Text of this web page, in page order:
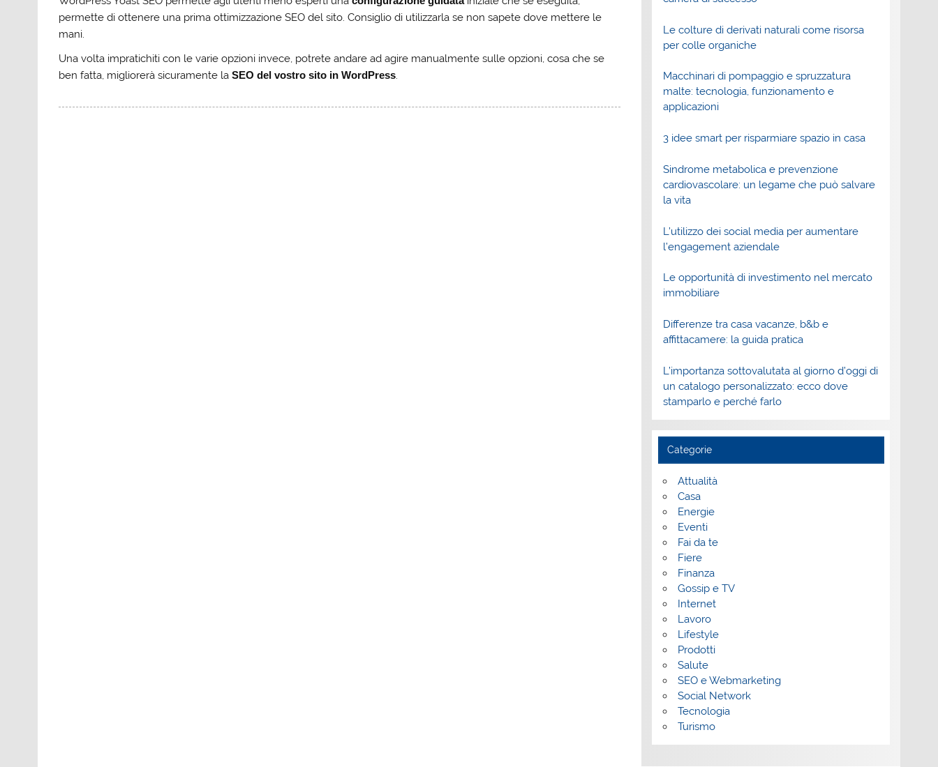
permette di ottenere una prima ottimizzazione SEO del sito. Consiglio di utilizzarla se non sapete dove mettere le
mani.
Una volta impratichiti con le varie opzioni invece, potrete andare ad agire manualmente sulle opzioni, cosa che se
ben fatta, migliorerà sicuramente laSEO del vostro sito in WordPress.
Le colture di derivati naturali come risorsa
per colle organiche
Macchinari di pompaggio e spruzzatura
malte: tecnologia, funzionamento e
applicazioni
3 idee smart per risparmiare spazio in casa
Sindrome metabolica e prevenzione
cardiovascolare: un legame che può salvare
la vita
L’utilizzo dei social media per aumentare
l’engagement aziendale
Le opportunità di investimento nel mercato
immobiliare
Differenze tra casa vacanze, b&b e
affittacamere: la guida pratica
L’importanza sottovalutata al giorno d’oggi di
un catalogo personalizzato: ecco dove
stamparlo e perché farlo
Categorie
Attualità
Casa
Energie
Eventi
Fai da te
Fiere
Finanza
Gossip e TV
Internet
Lavoro
Lifestyle
Prodotti
Salute
SEO e Webmarketing
Social Network
Tecnologia
Turismo